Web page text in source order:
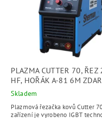
PLAZMA CUTTER 70, ŘEZ
HF, HOŘÁK A-81 6M
Skladem
Plazmová řezačka kovů Cutter
zařízení je vyrobeno IGBT